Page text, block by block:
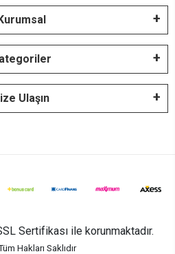
Kurumsal
Ulaşın
Sertifikası ile korunmaktadır.
Hakları Saklıdır